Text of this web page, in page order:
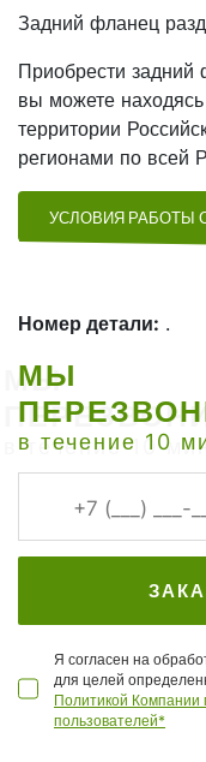
Задний фланец
Приобрести задний
вы можете
территории
регионами по всей
УСЛОВИЯ РАБОТЫ
Номер детали: .
МЫ
в течение 10
Я согласен на
для целей
Политикой
пользователей*